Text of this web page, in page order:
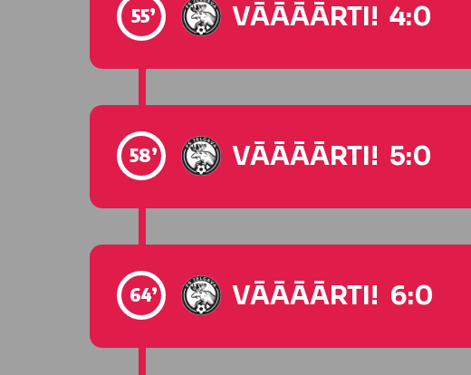
55’ VĀĀĀĀRTI! 4:0
58’ VĀĀĀĀRTI! 5:0
64’ VĀĀĀĀRTI! 6:0